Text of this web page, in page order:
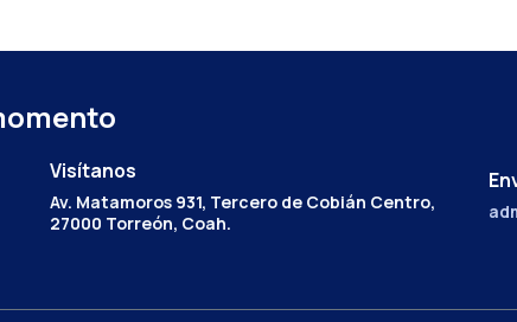
Visítanos
Av. Matamoros 931, Tercero de Cobián Centro,
27000 Torreón, Coah.